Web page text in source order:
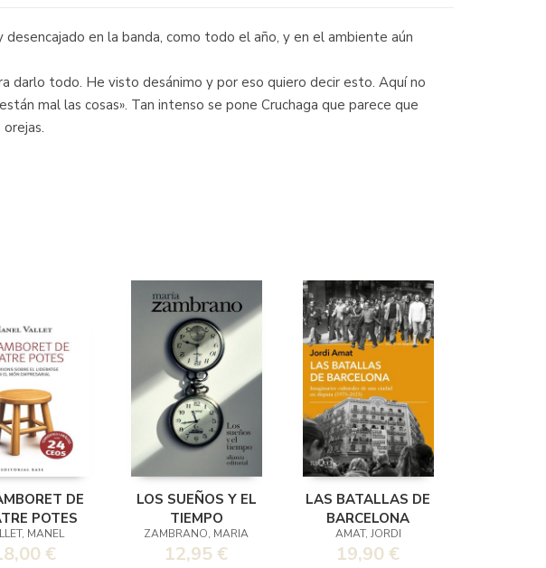
en la banda, como todo el año, y en el ambiente aún
darlo todo. He visto desánimo y por eso quiero decir esto. Aquí no
mal las cosas». Tan intenso se pone Cruchaga que parece que
DE
POTES
MANEL
€
LOS SUEÑOS Y EL
TIEMPO
ZAMBRANO, MARIA
12,95 €
LAS BATALLAS DE
BARCELONA
AMAT, JORDI
19,90 €